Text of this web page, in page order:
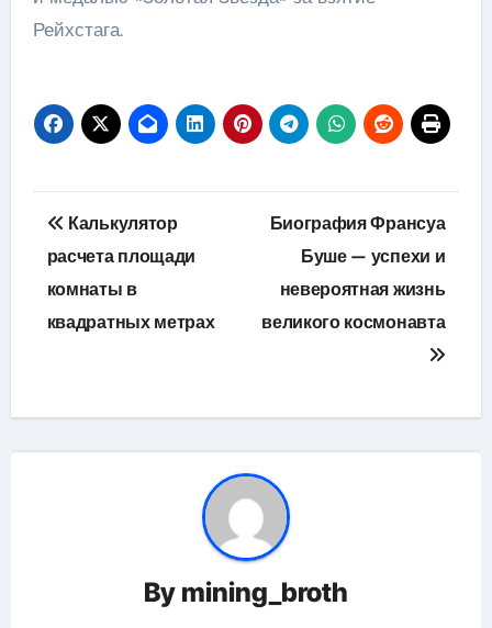
Рейхстага.
Навигация
по
записям
Калькулятор
расчета площади
комнаты в
квадратных метрах
Биография Франсуа
Буше — успехи и
невероятная жизнь
великого космонавта
By mining_broth